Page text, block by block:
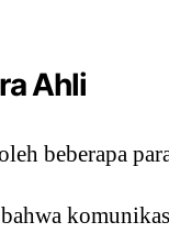
Ahli
beberapa